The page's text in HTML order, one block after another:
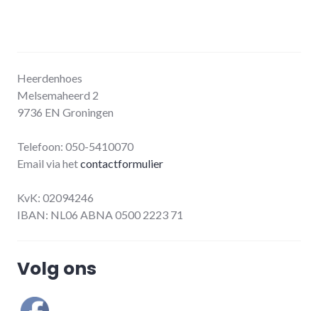
Heerdenhoes
Melsemaheerd 2
9736 EN Groningen
Telefoon: 050-5410070
Email via hetcontactformulier
KvK: 02094246
IBAN: NL06 ABNA 0500 2223 71
Volg ons